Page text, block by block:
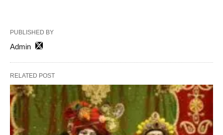
PUBLISHED BY
Admin
RELATED POST